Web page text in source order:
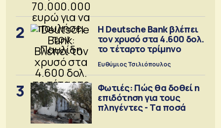
2
Η Deutsche Bank βλέπει
τον χρυσό στα 4.600 δολ.
το τέταρτο τρίμηνο
Ευθύμιος Τσιλιόπουλος
3
Φωτιές: Πώς θα δοθεί η
επιδότηση για τους
πληγέντες - Τα ποσά